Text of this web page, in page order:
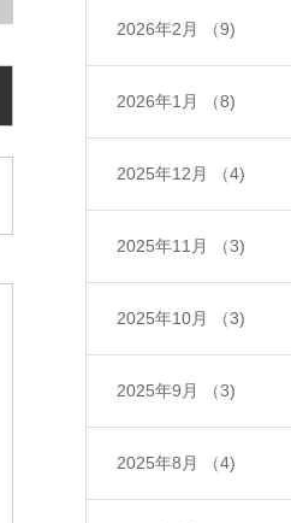
2026年2月 （9)
2026年1月 （8)
2025年12月 （4)
2025年11月 （3)
2025年10月 （3)
2025年9月 （3)
2025年8月 （4)